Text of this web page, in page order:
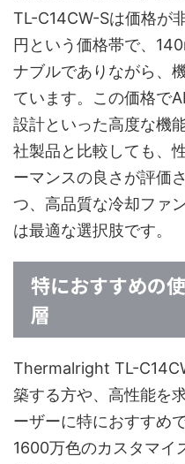
TL-C14CW-Sは価格が
円という価格帯で、
ナブルでありながら、
ています。この価格で
設計といった高度な機
社製品と比較しても、
ーマンスの良さが評価
つ、高品質な冷却ファ
は最適な選択肢です。
特におすすめの
層
Thermalright TL-
築する方や、高性能を
ーザーに特におすすめ
1600万色のカスタマイ